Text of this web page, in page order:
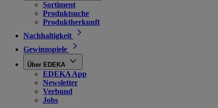
Sortiment
Produktsuche
Produktherkunft
Nachhaltigkeit
Gewinnspiele
Über EDEKA
EDEKA App
Newsletter
Verbund
Jobs